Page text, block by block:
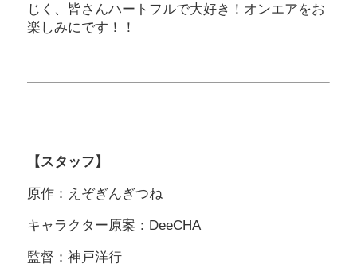
じく、皆さんハートフルで大好き！オンエアをお
楽しみにです！！
【スタッフ】
原作：えぞぎんぎつね
キャラクター原案：DeeCHA
監督：神戸洋行